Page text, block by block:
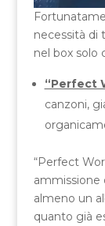
necessità di
nel box solo
“Perfect
canzoni,
“Perfect
ammissione
almeno un
quanto già